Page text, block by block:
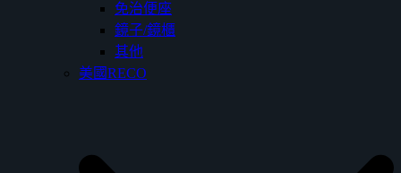
免治便座
鏡子/鏡櫃
其他
美國RECO